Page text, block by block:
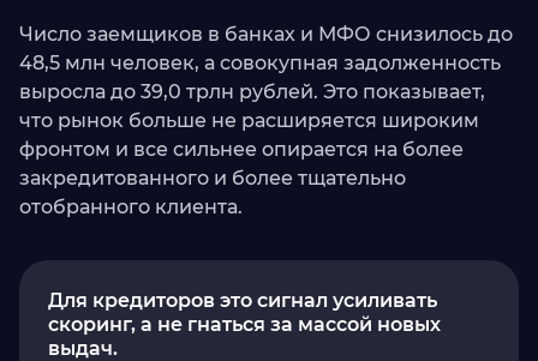
Число заемщиков в банках и МФО снизилось до
48,5 млн человек, а совокупная задолженность
выросла до 39,0 трлн рублей. Это показывает,
что рынок больше не расширяется широким
фронтом и все сильнее опирается на более
закредитованного и более тщательно
отобранного клиента.
Для кредиторов это сигнал усиливать
скоринг, а не гнаться за массой новых
выдач.